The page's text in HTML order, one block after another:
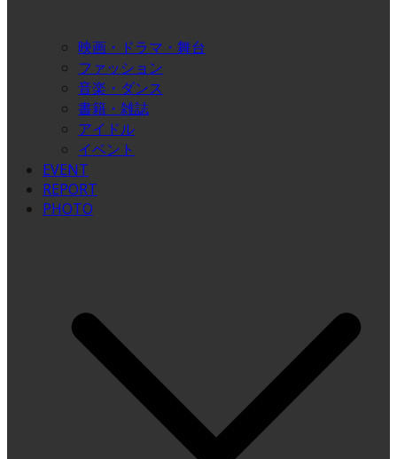
映画・ドラマ・舞台
ファッション
音楽・ダンス
書籍・雑誌
アイドル
イベント
EVENT
REPORT
PHOTO